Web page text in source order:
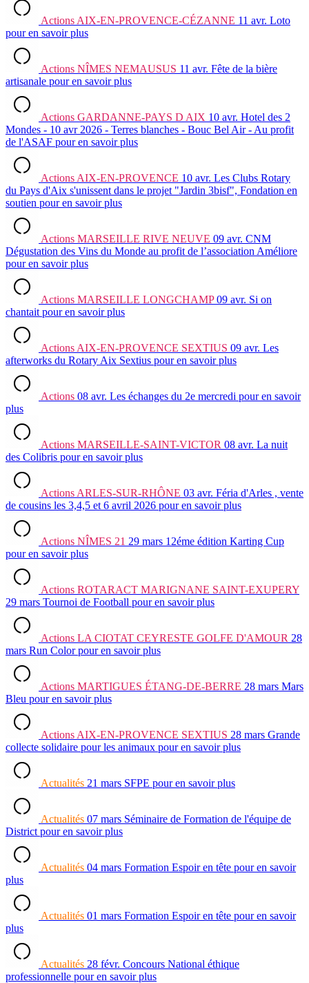
Actions AIX-EN-PROVENCE-CÉZANNE 11 avr. Loto
pour en savoir plus
Actions NÎMES NEMAUSUS 11 avr. Fête de la bière
artisanale pour en savoir plus
Actions GARDANNE-PAYS D AIX 10 avr. Hotel des 2
Mondes - 10 avr 2026 - Terres blanches - Bouc Bel Air - Au profit
de l'ASAF pour en savoir plus
Actions AIX-EN-PROVENCE 10 avr. Les Clubs Rotary
du Pays d'Aix s'unissent dans le projet "Jardin 3bisf", Fondation en
soutien pour en savoir plus
Actions MARSEILLE RIVE NEUVE 09 avr. CNM
Dégustation des Vins du Monde au profit de l’association Améliore
pour en savoir plus
Actions MARSEILLE LONGCHAMP 09 avr. Si on
chantait pour en savoir plus
Actions AIX-EN-PROVENCE SEXTIUS 09 avr. Les
afterworks du Rotary Aix Sextius pour en savoir plus
Actions 08 avr. Les échanges du 2e mercredi pour en savoir
plus
Actions MARSEILLE-SAINT-VICTOR 08 avr. La nuit
des Colibris pour en savoir plus
Actions ARLES-SUR-RHÔNE 03 avr. Féria d'Arles , vente
de cousins les 3,4,5 et 6 avril 2026 pour en savoir plus
Actions NÎMES 21 29 mars 12éme édition Karting Cup
pour en savoir plus
Actions ROTARACT MARIGNANE SAINT-EXUPERY
29 mars Tournoi de Football pour en savoir plus
Actions LA CIOTAT CEYRESTE GOLFE D'AMOUR 28
mars Run Color pour en savoir plus
Actions MARTIGUES ÉTANG-DE-BERRE 28 mars Mars
Bleu pour en savoir plus
Actions AIX-EN-PROVENCE SEXTIUS 28 mars Grande
collecte solidaire pour les animaux pour en savoir plus
Actualités 21 mars SFPE pour en savoir plus
Actualités 07 mars Séminaire de Formation de l'équipe de
District pour en savoir plus
Actualités 04 mars Formation Espoir en tête pour en savoir
plus
Actualités 01 mars Formation Espoir en tête pour en savoir
plus
Actualités 28 févr. Concours National éthique
professionnelle pour en savoir plus